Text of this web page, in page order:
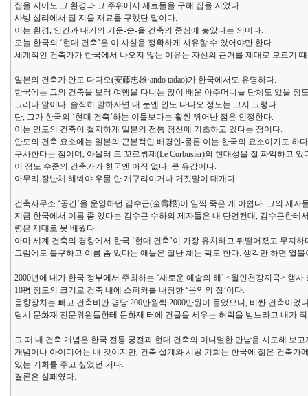
집을 지어도 그 환경과 그 주위에서 재료들을 구해 집을 지었다.
사방 십리에서 집 지을 재료를 구했단 말이다.
이는 환경, 인간과 대기의 기운-숨-을 건축의 중심에 놓았다는 의미다.
오늘 한국의 ‘현대 건축’은 이 사실을 정확하게 사유할 수 있어야만 한다.
세계적인 건축가가 한국에서 나오지 않는 이유는 자신의 근거를 제대로 모르기
일본의 건축가 안도 다다오(安藤忠雄·ando tadao)가 한국에서도 유명하다.
한국에는 그의 건축을 보러 여행을 다니는 많이 배운 아주머니들 단체도 있을 정
그러나 말이다. 솔직히 말하자면 내 눈엔 안도 다다오 정도는 그저 그렇다.
단, 그가 한국의 ‘현대 건축’하는 이들보다는 훨씬 뛰어난 점은 인정한다.
이는 안도의 건축이 철저하게 일본의 전통 정신에 기초하고 있다는 점이다.
안도의 건축 요소에는 일본의 근본적인 배경인-물론 이는 한국의 요소이기도
구사한다는 점이며, 아울러 르 꼬르뷔제(Le Corbusier)의 현대성을 잘 파악하고 있
이 정도 수준의 건축가가 한국엔 아직 없다. 큰 유감이다.
아무리 잘난체 해봐야 우물 안 개구리이거나 거짓말이 대개다.
건축사무소 ‘공간’을 운영하던 김수근(金壽根)이 일찍 죽은 게 아쉽다. 그의 제
지금 한국에서 이름 좀 있다는 김수근 수하의 제자들은 내 단언컨대, 김수근한
령은 제대로 못 배웠다.
아마 세계 건축의 경향에서 한국 ‘현대 건축’이 가장 유치하고 뒤떨어졌고 무지하
그럼에도 불구하고 이름 좀 있다는 애들은 잘난 체는 퍽도 한다. 생각만 하면 열
2000년에 내가 한국 정부에서 주최하는 ‘새로운 예술의 해’ <월인천강지곡> 행
10평 정도의 크기로 건축 내에 스피커를 내장한 ‘음악의 집’이다.
음향장치는 빼고 건축비만 평당 200만원씩 2000만원이 들었으니, 비싼 건축이었
당시 문화재 전문위원들한테 문화재 터에 건물을 세우는 허락을 받느라고 내가
그 때 내 건축 개념은 한국 전통 궁전과 현대 건축의 미니멀한 만남을 시도해 보고
개념이나 아이디어는 내 것이지만, 건축 설계와 시공 기회는 한국에 젊은 건축
있는 기회를 주고 싶었던 거다.
결론은 실패였다.